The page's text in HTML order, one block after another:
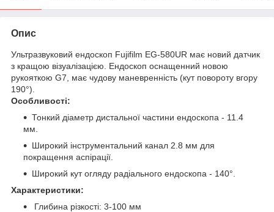
Опис
Ультразвуковий ендоскоп Fujifilm EG-580UR має новий датчик
з кращою візуалізацією. Ендоскоп оснащенний новою
рукояткою G7, має чудову маневренність (кут повороту вгору
190°).
Особливості:
Тонкий діаметр дистальної частини ендоскопа - 11.4
мм.
Широкий інструментальний канал 2.8 мм для
покращення аспірації.
Широкий кут огляду радіального ендоскопа - 140°.
Характеристики:
Глибина різкості: 3-100 мм